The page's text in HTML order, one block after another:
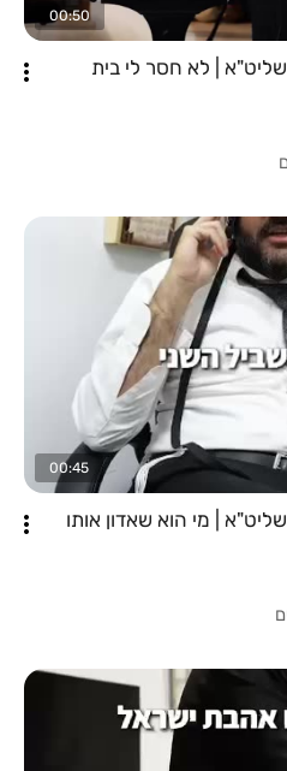
00:50
שליט"א | לא חסר לי בית
00:45
| מי הוא שאדון אותו